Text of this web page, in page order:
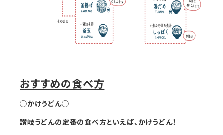
おすすめの食べ方
◯かけうどん◯
讃岐うどんの定番の食べ方といえば、かけうどん！